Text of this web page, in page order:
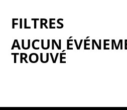
AUCUN
TROUVÉ
FILTRES